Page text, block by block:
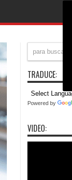
TRADUCE:
Powered by
VIDEO: